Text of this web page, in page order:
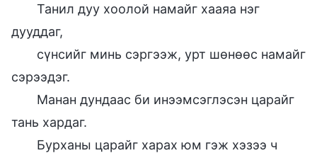
Танил дуу хоолой намайг хааяа нэг
дууддаг,
сүнсийг минь сэргээж, урт шөнөөс намайг
сэрээдэг.
Манан дундаас би инээмсэглэсэн царайг
тань хардаг.
Бурханы царайг харах юм гэж хэзээ ч